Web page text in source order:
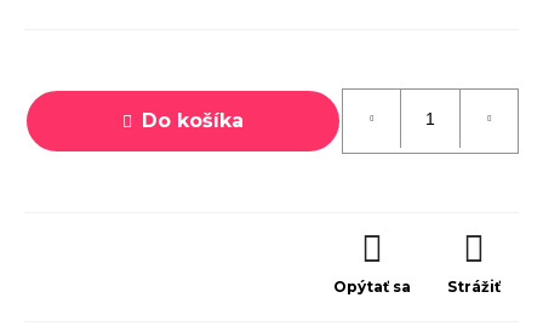
cena:
Do košíka
Opýtať sa Strážiť